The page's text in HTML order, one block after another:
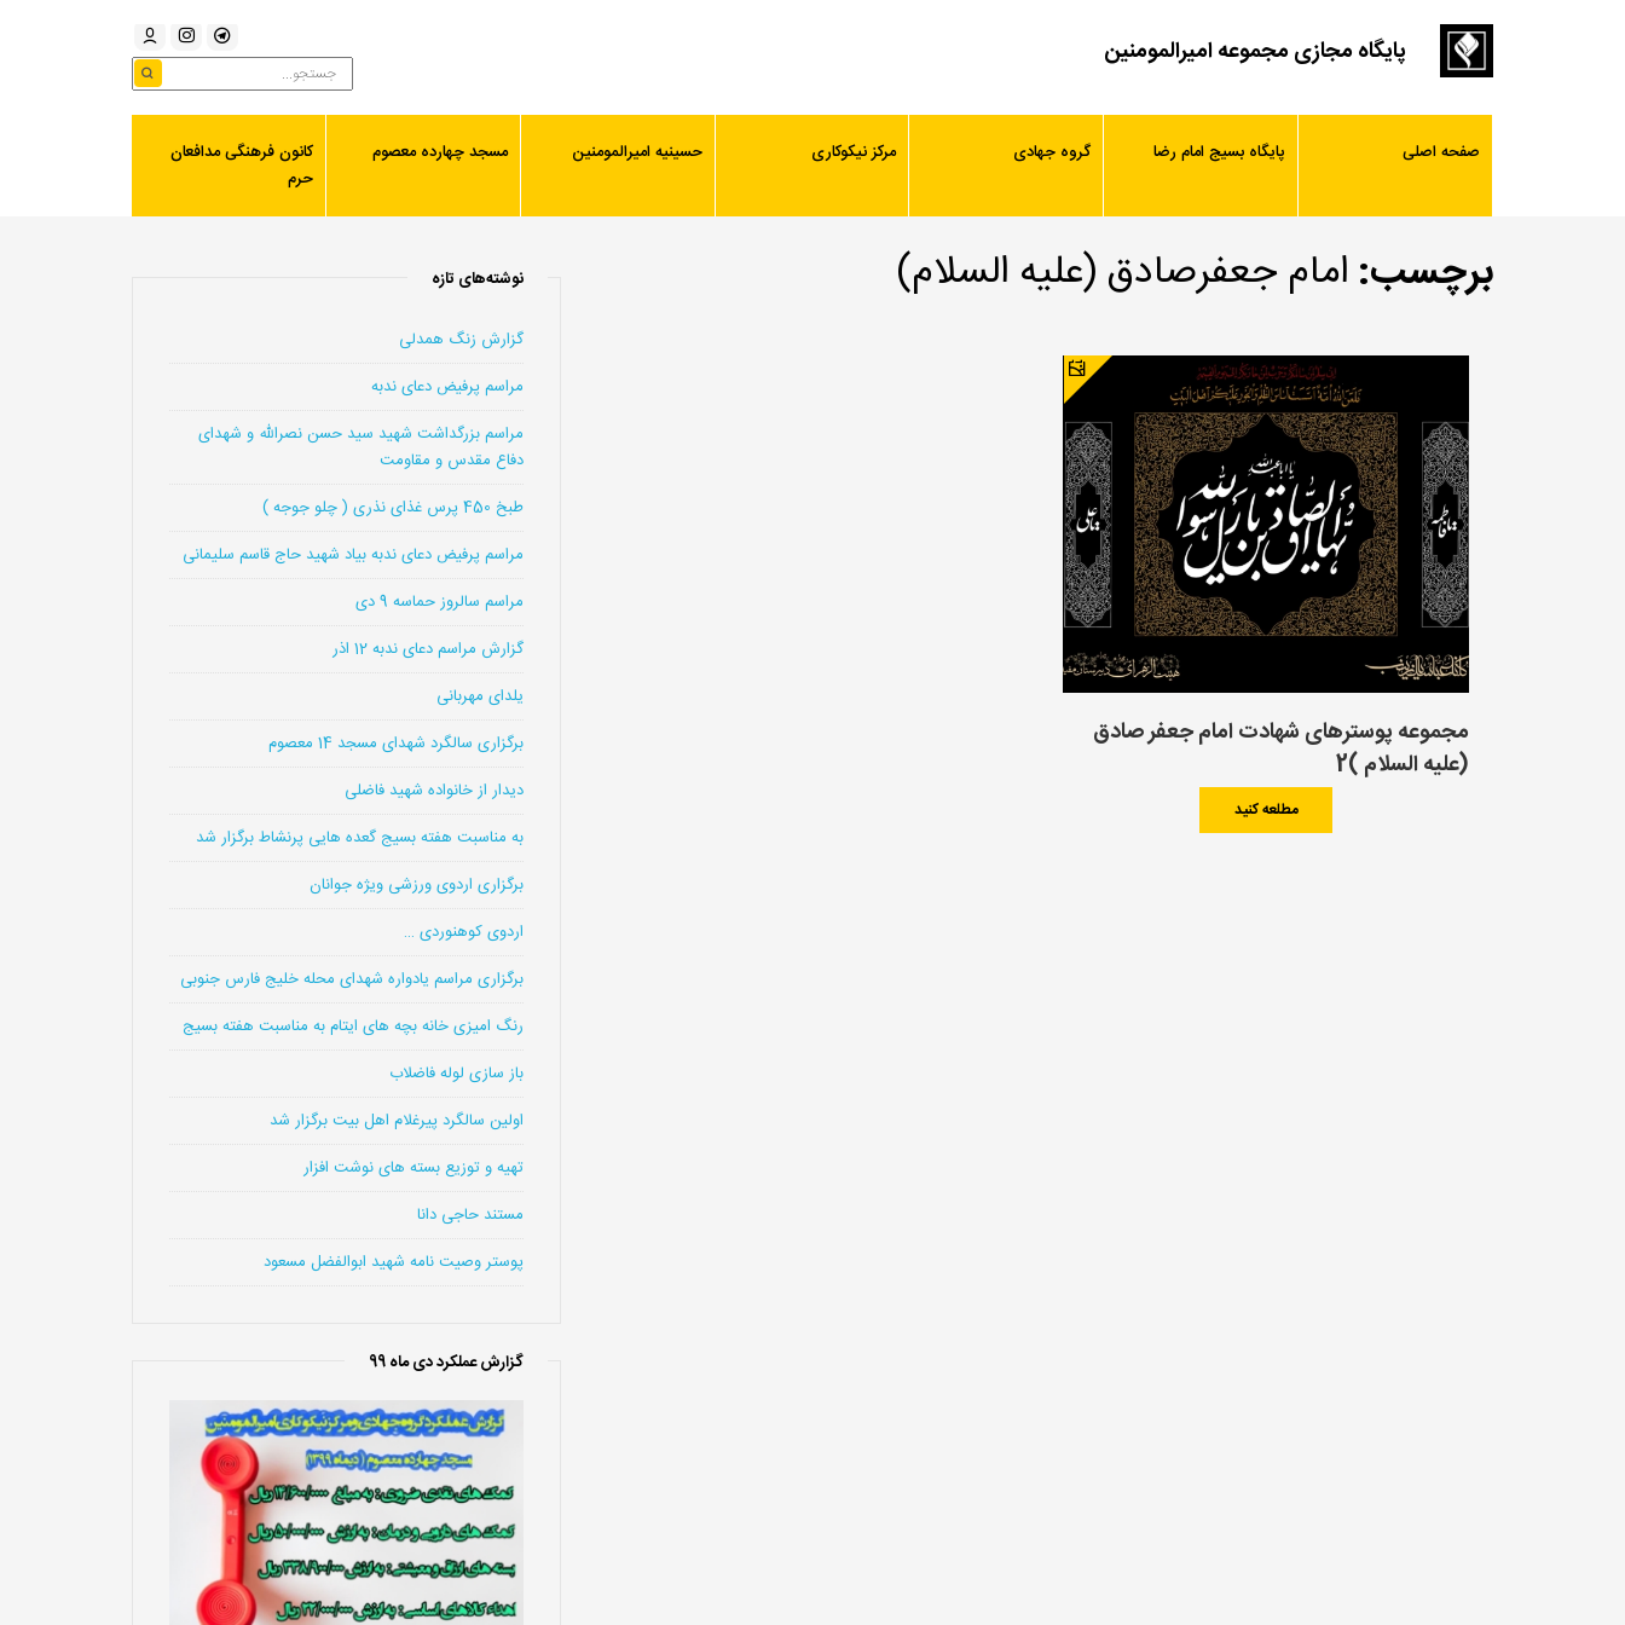
پایگاه مجازی مجموعه امیرالمومنین
صفحه اصلی پایگاه بسیج امام رضا گروه جهادی مرکز نیکوکاری حسینیه امیرالمومنین مسجد چهارده معصوم
کانون فرهنگی مدافعان
حرم
برچسب: امام جعفرصادق (علیه السلام)
مجموعه پوسترهای شهادت امام جعفر صادق
(علیه السلام )2
مطلعه کنید
نوشته‌های تازه
گزارش زنگ همدلی
مراسم پرفیض دعای ندبه
مراسم بزرگداشت شهید سید حسن نصرالله و شهدای
دفاع مقدس و مقاومت
طبخ 450 پرس غذای نذری ( چلو جوجه )
مراسم پرفیض دعای ندبه بیاد شهید حاج قاسم سلیمانی
مراسم سالروز حماسه 9 دی
گزارش مراسم دعای ندبه 12 اذر
یلدای مهربانی
برگزاری سالگرد شهدای مسجد 14 معصوم
دیدار از خانواده شهید فاضلی
به مناسبت هفته بسیج گعده هایی پرنشاط برگزار شد
برگزاری اردوی ورزشی ویژه جوانان
اردوی کوهنوردی …
برگزاری مراسم یادواره شهدای محله خلیج فارس جنوبی
رنگ امیزی خانه بچه های ایتام به مناسبت هفته بسیج
باز سازی لوله فاضلاب
اولین سالگرد پیرغلام اهل بیت برگزار شد
تهیه و توزیع بسته های نوشت افزار
مستند حاجی دانا
پوستر وصیت نامه شهید ابوالفضل مسعود
گزارش عملکرد دی ماه 99